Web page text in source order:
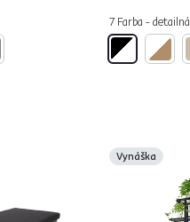
7 Farba - detailná
Vynáška